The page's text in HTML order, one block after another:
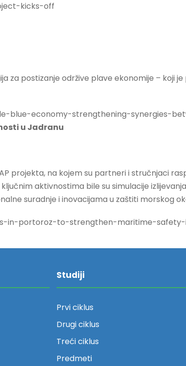
kicks-off
za postizanje održive plave ekonomije – koji
blue-economy-strengthening-synergies-
u Jadranu
projekta, na kojem su partneri i stručnjaci
aktivnostima bile su simulacije
suradnje i inovacijama u zaštiti morskog
in-portoroz-to-strengthen-maritime-
Studiji
Prvi ciklus
Drugi ciklus
Treći ciklus
Predmeti